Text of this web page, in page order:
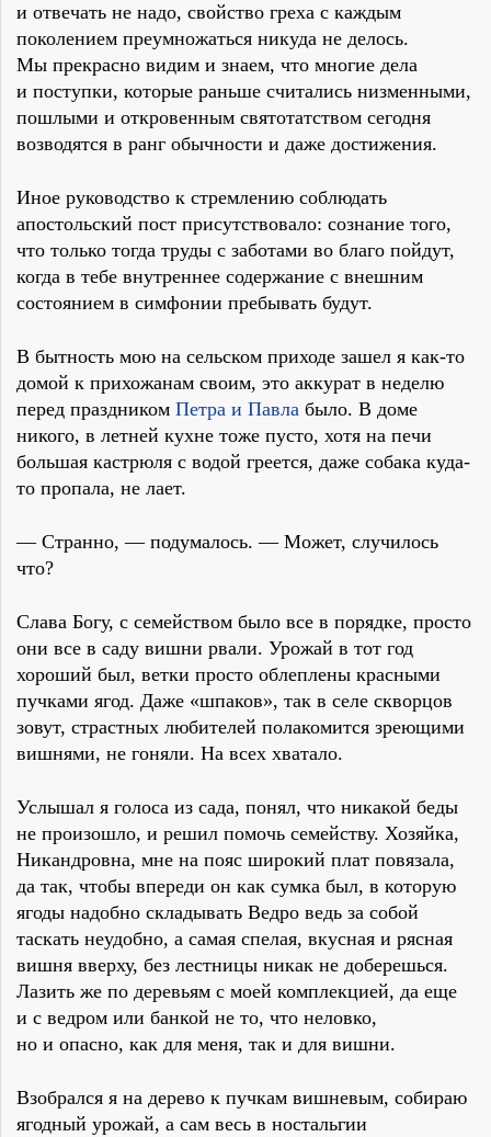
и отвечать не надо, свойство греха с каждым
поколением преумножаться никуда не делось.
Мы прекрасно видим и знаем, что многие дела
и поступки, которые раньше считались низменными,
пошлыми и откровенным святотатством сегодня
возводятся в ранг обычности и даже достижения.
Иное руководство к стремлению соблюдать
апостольский пост присутствовало: сознание того,
что только тогда труды с заботами во благо пойдут,
когда в тебе внутреннее содержание с внешним
состоянием в симфонии пребывать будут.
В бытность мою на сельском приходе зашел я как-то
домой к прихожанам своим, это аккурат в неделю
перед праздником Петра и Павла было. В доме
никого, в летней кухне тоже пусто, хотя на печи
большая кастрюля с водой греется, даже собака куда-
то пропала, не лает.
— Странно, — подумалось. — Может, случилось
что?
Слава Богу, с семейством было все в порядке, просто
они все в саду вишни рвали. Урожай в тот год
хороший был, ветки просто облеплены красными
пучками ягод. Даже «шпаков», так в селе скворцов
зовут, страстных любителей полакомится зреющими
вишнями, не гоняли. На всех хватало.
Услышал я голоса из сада, понял, что никакой беды
не произошло, и решил помочь семейству. Хозяйка,
Никандровна, мне на пояс широкий плат повязала,
да так, чтобы впереди он как сумка был, в которую
ягоды надобно складывать Ведро ведь за собой
таскать неудобно, а самая спелая, вкусная и рясная
вишня вверху, без лестницы никак не доберешься.
Лазить же по деревьям с моей комплекцией, да еще
и с ведром или банкой не то, что неловко,
но и опасно, как для меня, так и для вишни.
Взобрался я на дерево к пучкам вишневым, собираю
ягодный урожай, а сам весь в ностальгии